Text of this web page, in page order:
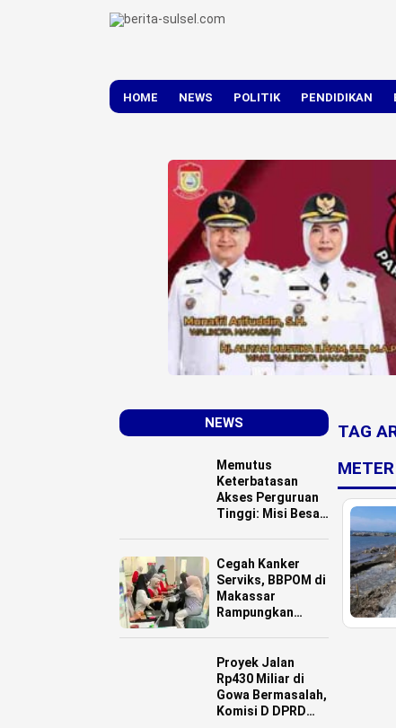
HOME NEWS POLITIK PENDIDIKAN
NEWS
Memutus
Keterbatasan
Akses Perguruan
Tinggi: Misi Besar
Abad 21
Cegah Kanker
Serviks, BBPOM di
Makassar
Rampungkan
Proyek Jalan
Rp430 Miliar di
Gowa Bermasalah,
Komisi D DPRD
TAG